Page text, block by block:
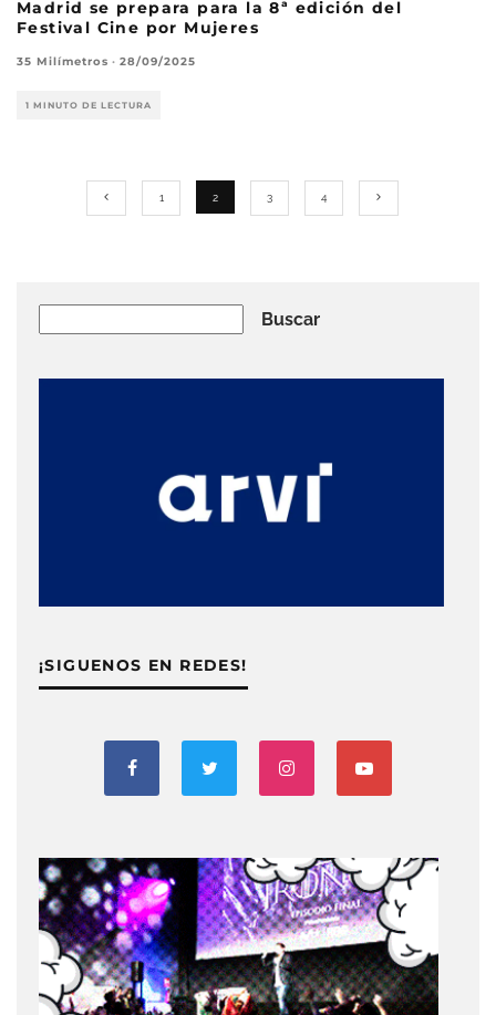
Madrid se prepara para la 8ª edición del
Festival Cine por Mujeres
35 Milímetros · 28/09/2025
1 MINUTO DE LECTURA
1 2 3 4
Buscar
¡SIGUENOS EN REDES!